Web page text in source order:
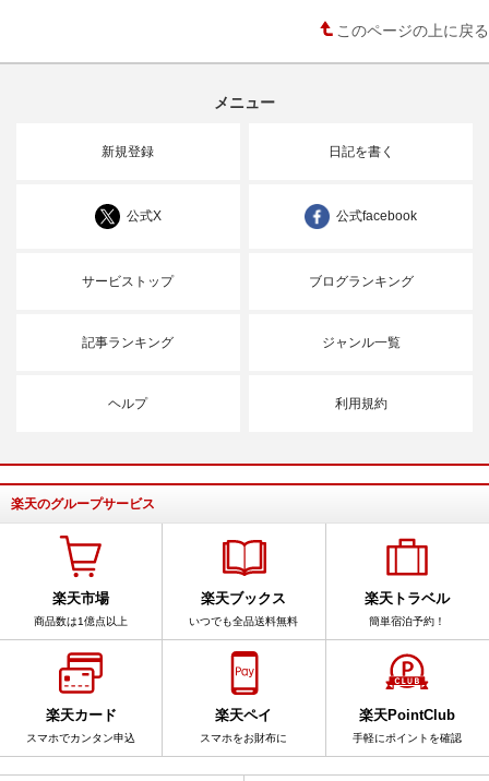
このページの上に戻る
メニュー
新規登録 日記を書く
公式X 公式facebook
サービストップ ブログランキング
記事ランキング ジャンル一覧
ヘルプ 利用規約
楽天のグループサービス
楽天市場
商品数は1億点以上
楽天ブックス
いつでも全品送料無料
楽天トラベル
簡単宿泊予約！
楽天カード
スマホでカンタン申込
楽天ペイ
スマホをお財布に
楽天PointClub
手軽にポイントを確認